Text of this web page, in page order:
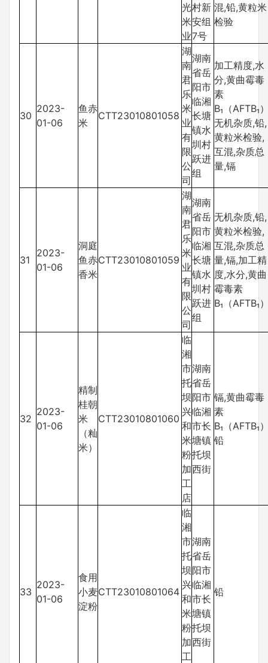
光
米
业
村新
安组
7号
混,铅,黄粒米
检验
30
2023-
01-06
鱼赤
米
CTT23010801058
湖
南
君
乐
米
业
有
限
公
司
湖南
省岳
阳市
临湘
长塘
镇水
圳村
跃进
组
加工精度,水
分,黄曲霉毒
素
B₁（AFTB₁
无机杂质,铅,
黄粒米检验,
互混,杂质总
量,镉
31
2023-
01-06
洞庭
鱼赤
香米
CTT23010801059
湖
南
君
乐
米
业
有
限
公
司
湖南
省岳
阳市
临湘
长塘
镇水
圳村
跃进
组
无机杂质,铅,
黄粒米检验,
互混,杂质总
量,镉,加工精
度,水分,黄曲
霉毒素
B₁（AFTB₁
32
2023-
01-06
精制
桂朝
米
（籼
米）
CTT23010801060
临
湘
市
托
坝
兴
和
米
粉
加
工
店
湖南
省岳
阳市
临湘
市长
塘镇
托坝
西街
镉,黄曲霉毒
素
B₁（AFTB₁
铅
33
2023-
01-06
食用
小麦
淀粉
CTT23010801064
临
湘
市
托
坝
兴
和
米
粉
加
工
湖南
省岳
阳市
临湘
市长
塘镇
托坝
西街
铅